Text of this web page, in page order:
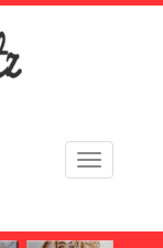
Toggle
navigation